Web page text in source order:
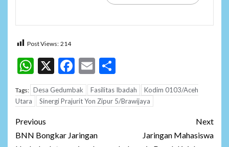
Post Views: 214
WhatsApp
X Facebook
Email
Tags: Desa Gedumbak Fasilitas Ibadah
Kodim 0103/Aceh
Utara
Sinergi Prajurit Yon Zipur 5/Brawijaya
Post
navigation
Previous
BNN Bongkar Jaringan
Next
Jaringan Mahasiswa